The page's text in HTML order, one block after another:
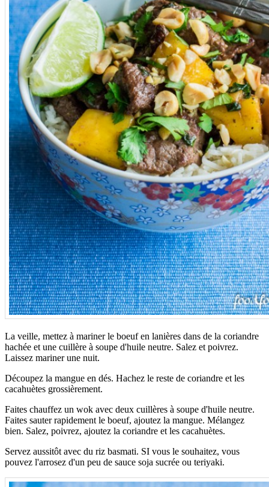
La veille, mettez à mariner le boeuf en lanières dans de la coriandre
hachée et une cuillère à soupe d'huile neutre. Salez et poivrez.
Laissez mariner une nuit.
Découpez la mangue en dés. Hachez le reste de coriandre et les
cacahuètes grossièrement.
Faites chauffez un wok avec deux cuillères à soupe d'huile neutre.
Faites sauter rapidement le boeuf, ajoutez la mangue. Mélangez
bien. Salez, poivrez, ajoutez la coriandre et les cacahuètes.
Servez aussitôt avec du riz basmati. SI vous le souhaitez, vous
pouvez l'arrosez d'un peu de sauce soja sucrée ou teriyaki.